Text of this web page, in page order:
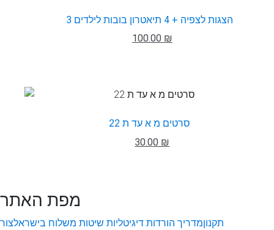
3 הצגות לצפיה + 4 תיאטרון בובות לילדים
100.00 ₪
22 סרטים מ א עד ת
30.00 ₪
מפת האתר
תקנוןמדריך הורדות דיגיטליות שיטות משלוח בישראלצור